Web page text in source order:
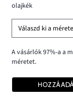
olajkék
Válaszd ki a
A vásárlók 97%-a a
méretet.